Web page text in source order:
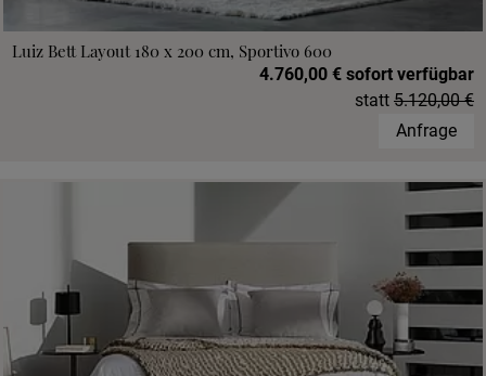
Luiz Bett Layout 180 x 200 cm, Sportivo 600
4.760,00 € sofort verfügbar
statt 5.120,00 €
Anfrage